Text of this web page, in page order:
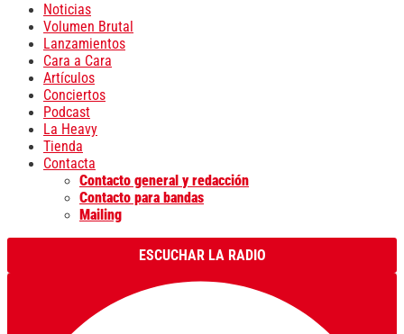
Noticias
Volumen Brutal
Lanzamientos
Cara a Cara
Artículos
Conciertos
Podcast
La Heavy
Tienda
Contacta
Contacto general y redacción
Contacto para bandas
Mailing
ESCUCHAR LA RADIO